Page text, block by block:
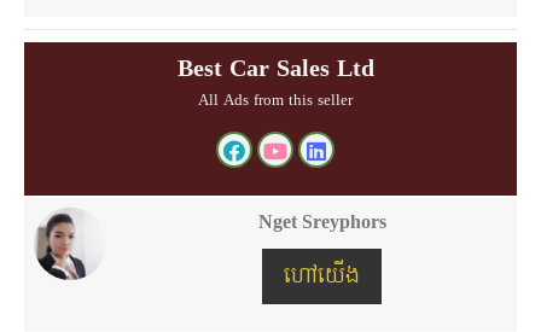
Best Car Sales Ltd
All Ads from this seller
Nget Sreyphors
ហៅយើង